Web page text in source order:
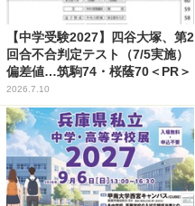
【中学受験2027】四谷大塚、第2
回合不合判定テスト（7/5実施）
偏差値…筑駒74・桜蔭70＜PR＞
2026.7.10